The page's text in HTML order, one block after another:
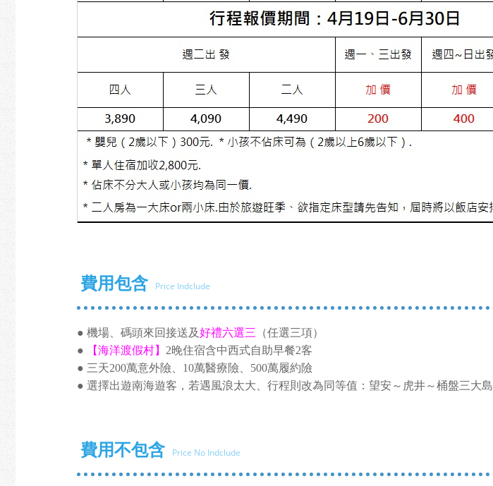
費用包含 Price Indclude
● 機場、碼頭來回接送及好禮六選三 （任選三項）
●
【海洋渡假村】 2晚住宿含中西式自助早餐2客
● 三天200萬意外險、10萬醫療險、500萬履約險
● 選擇出遊南海遊客，若遇風浪太大、行程則改為同等值：望安～虎井～桶盤三大島
費用不包含 Price No Indclude